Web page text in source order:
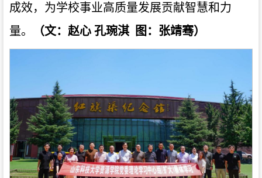
成效，为学校事业高质量发展贡献智慧和力
量。
（文：赵心 孔琬淇 图：张靖骞）